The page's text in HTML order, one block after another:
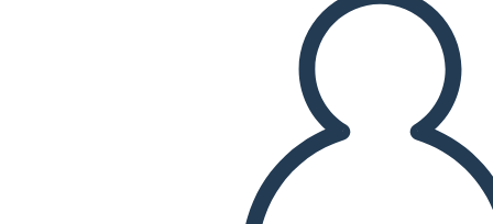
LAVE ET STORYBOARD
AFSPIL DIASSHOW
LÆS FOR MIG